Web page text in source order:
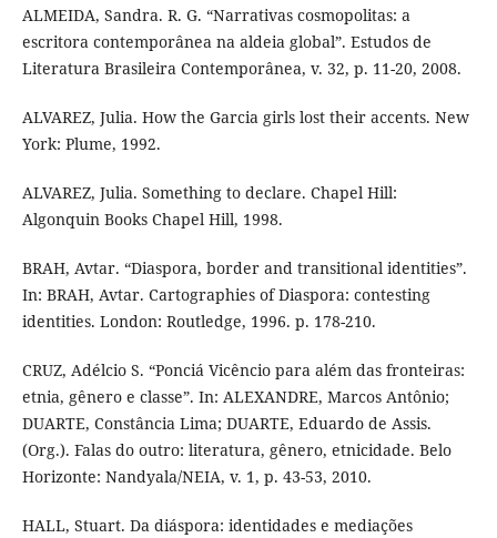
ALMEIDA, Sandra. R. G. “Narrativas cosmopolitas: a
escritora contemporânea na aldeia global”. Estudos de
Literatura Brasileira Contemporânea, v. 32, p. 11-20, 2008.
ALVAREZ, Julia. How the Garcia girls lost their accents. New
York: Plume, 1992.
ALVAREZ, Julia. Something to declare. Chapel Hill:
Algonquin Books Chapel Hill, 1998.
BRAH, Avtar. “Diaspora, border and transitional identities”.
In: BRAH, Avtar. Cartographies of Diaspora: contesting
identities. London: Routledge, 1996. p. 178-210.
CRUZ, Adélcio S. “Ponciá Vicêncio para além das fronteiras:
etnia, gênero e classe”. In: ALEXANDRE, Marcos Antônio;
DUARTE, Constância Lima; DUARTE, Eduardo de Assis.
(Org.). Falas do outro: literatura, gênero, etnicidade. Belo
Horizonte: Nandyala/NEIA, v. 1, p. 43-53, 2010.
HALL, Stuart. Da diáspora: identidades e mediações